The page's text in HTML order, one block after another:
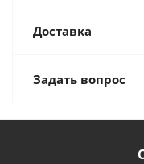
Доставка
Задать вопрос